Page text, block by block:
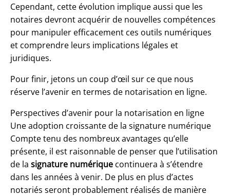
Cependant, cette évolution implique aussi que les
notaires devront acquérir de nouvelles compétences
pour manipuler efficacement ces outils numériques
et comprendre leurs implications légales et
juridiques.
Pour finir, jetons un coup d’œil sur ce que nous
réserve l’avenir en termes de notarisation en ligne.
Perspectives d’avenir pour la notarisation en ligne
Une adoption croissante de la signature numérique
Compte tenu des nombreux avantages qu’elle
présente, il est raisonnable de penser que l’utilisation
de la signature numérique continuera à s’étendre
dans les années à venir. De plus en plus d’actes
notariés seront probablement réalisés de manière